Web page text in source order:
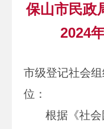
保山市民政
2024
市级登记社会
位：
根据《社